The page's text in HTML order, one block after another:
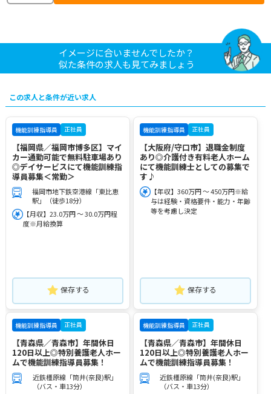
イメージに合いませんでしたか？
似た条件の求人も見てみましょう
この求人と条件が近い求人
機能訓練指導員 正社員
【福岡県／福岡市博多区】マイ
カー通勤可能で無料駐車場あり
◎デイサービスにて機能訓練指
導員募集＜常勤＞
福岡市地下鉄空港線「東比恵
駅」（徒歩18分）
【月収】23.0万円 ～ 30.0万円程
度※月給換算
保存する
機能訓練指導員 正社員
【大阪府/守口市】退職金制度
あり◎介護付き有料老人ホーム
にて機能訓練士としての募集で
す♪
【年収】360万円 ～ 450万円※給
与は経験・資格要件・能力・年齢
等を考慮し決定
保存する
機能訓練指導員 正社員
【青森県／青森市】年間休日
120日以上◎特別養護老人ホー
ムで機能訓練指導員募集！
近鉄橿原線「筒井(奈良)駅」
（バス・車13分）
機能訓練指導員 正社員
【青森県／青森市】年間休日
120日以上◎特別養護老人ホー
ムで機能訓練指導員募集！
近鉄橿原線「筒井(奈良)駅」
（バス・車13分）